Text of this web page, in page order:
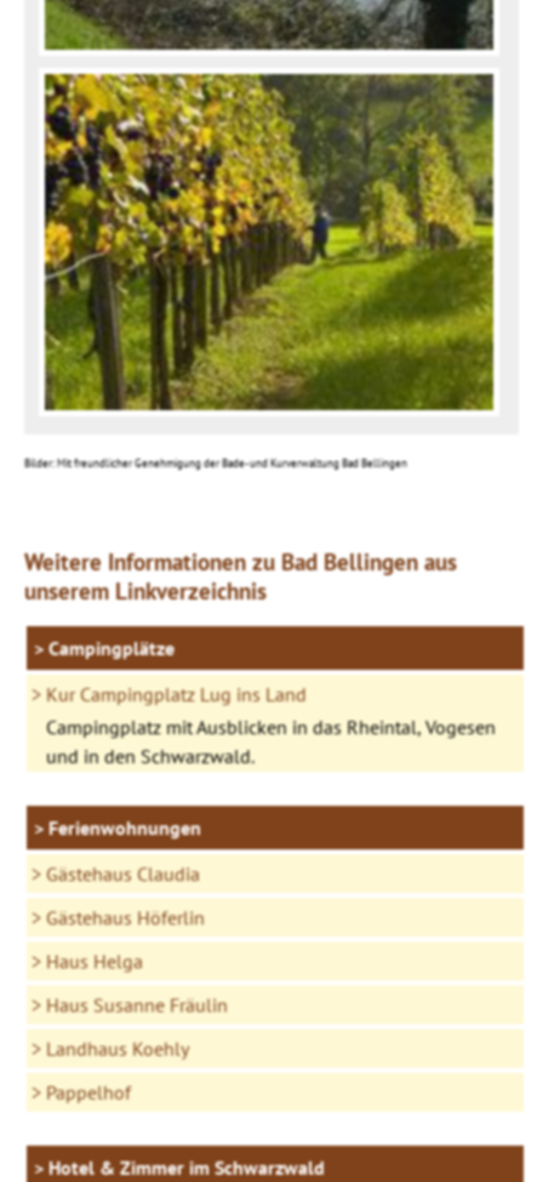
Bilder: Mit freundlicher Genehmigung der Bade- und Kurverwaltung Bad Bellingen
Weitere Informationen zu Bad Bellingen aus
unserem Linkverzeichnis
Campingplätze
Kur Campingplatz Lug ins Land
Campingplatz mit Ausblicken in das Rheintal, Vogesen
und in den Schwarzwald.
Ferienwohnungen
Gästehaus Claudia
Gästehaus Höferlin
Haus Helga
Haus Susanne Fräulin
Landhaus Koehly
Pappelhof
Hotel & Zimmer im Schwarzwald